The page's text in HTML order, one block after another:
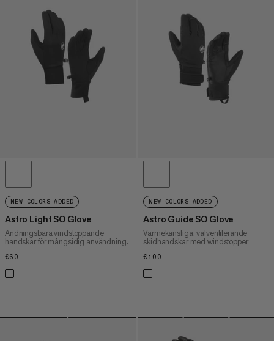
PRIS LÅGT TILL HÖGT
PRIS HÖG TILL LÅG
VAD ÄR NYTT
NEW COLORS ADDED
Astro Light SO Glove
Andningsbara vindstoppande
handskar för mångsidig användning.
€60
NEW COLORS ADDED
Astro Guide SO Glove
Värmekänsliga, välventilerande
skidhandskar med windstopper
€100